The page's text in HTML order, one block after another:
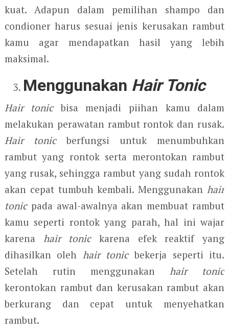
kuat. Adapun dalam pemilihan shampo dan
condioner harus sesuai jenis kerusakan rambut
kamu agar mendapatkan hasil yang lebih
maksimal.
Menggunakan Hair Tonic
Hair tonicbisa menjadi piihan kamu dalam
melakukan perawatan rambut rontok dan rusak.
Hair tonicberfungsi untuk menumbuhkan
rambut yang rontok serta merontokan rambut
yang rusak, sehingga rambut yang sudah rontok
akan cepat tumbuh kembali. Menggunakan hair
tonicpada awal-awalnya akan membuat rambut
kamu seperti rontok yang parah, hal ini wajar
karena hair tonickarena efek reaktif yang
dihasilkan oleh hair tonicbekerja seperti itu.
Setelah rutin menggunakan hair tonic
kerontokan rambut dan kerusakan rambut akan
berkurang dan cepat untuk menyehatkan
rambut.